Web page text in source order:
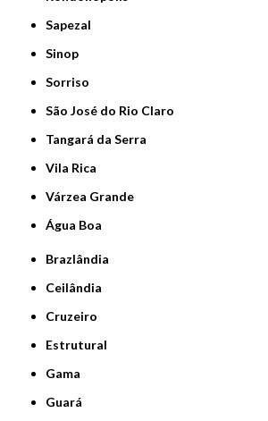
Sapezal
Sinop
Sorriso
São José do Rio Claro
Tangará da Serra
Vila Rica
Várzea Grande
Água Boa
Brazlândia
Ceilândia
Cruzeiro
Estrutural
Gama
Guará